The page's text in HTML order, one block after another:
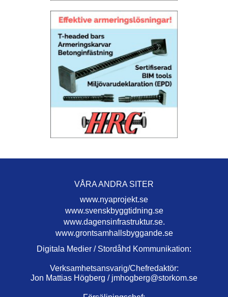
VÅRA ANDRA SITER
www.nyaprojekt.se
www.svenskbyggtidning.se
www.dagensinfrastruktur.se.
www.grontsamhallsbyggande.se
Digitala Medier / Stordåhd Kommunikation:
Verksamhetsansvarig/Chefredaktör:
Jon Mattias Högberg / jmhogberg@storkom.se